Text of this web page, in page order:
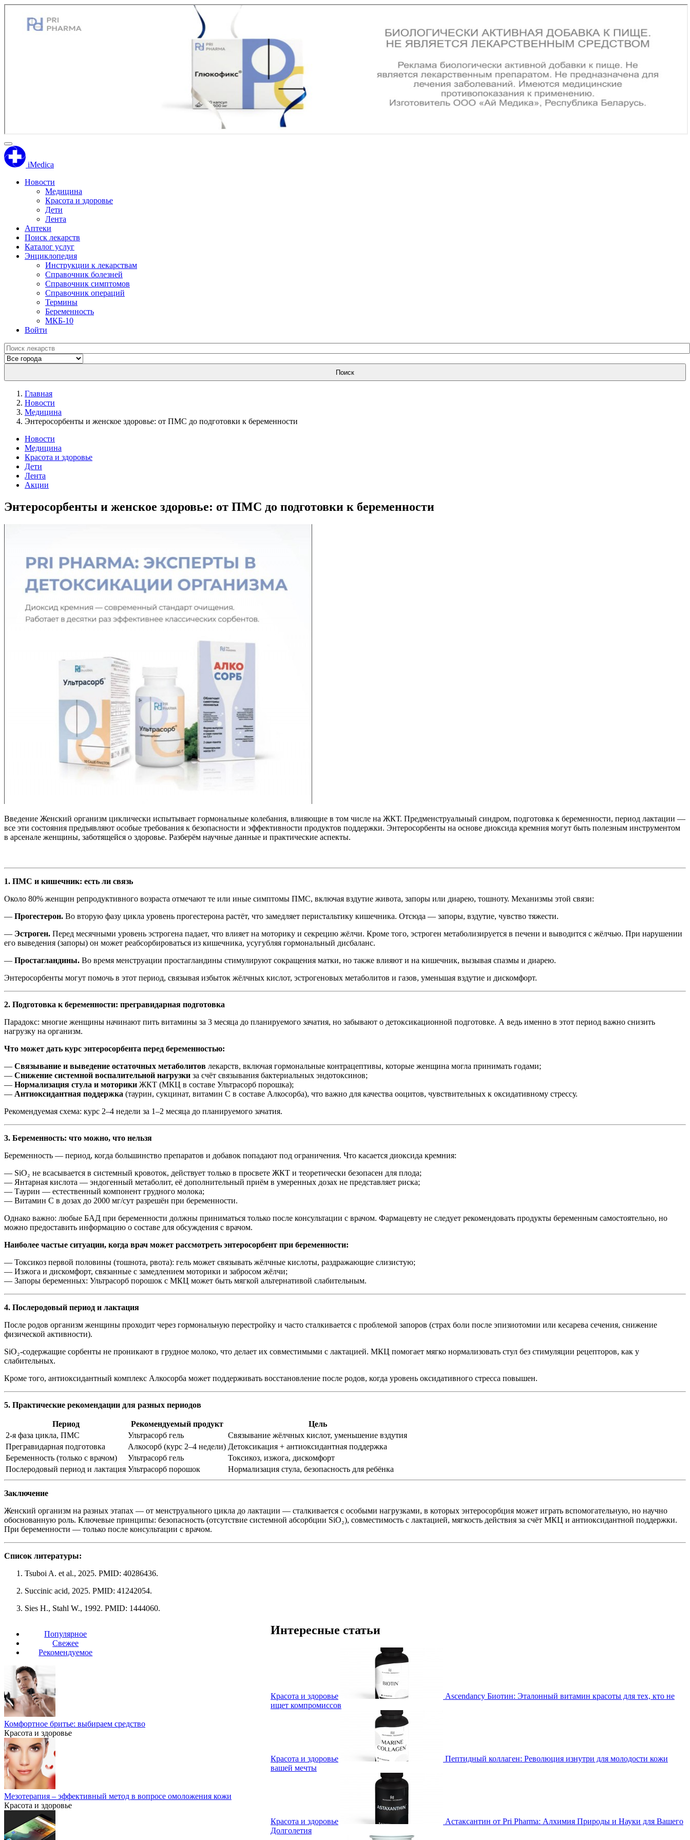
iMedica
Новости
Медицина
Красота и здоровье
Дети
Лента
Аптеки
Поиск лекарств
Каталог услуг
Энциклопедия
Инструкции к лекарствам
Справочник болезней
Справочник симптомов
Справочник операций
Термины
Беременность
МКБ-10
Войти
Поиск
Главная
Новости
Медицина
Энтеросорбенты и женское здоровье: от ПМС до подготовки к беременности
Новости
Медицина
Красота и здоровье
Дети
Лента
Акции
Энтеросорбенты и женское здоровье: от ПМС до подготовки к беременности
Введение Женский организм циклически испытывает гормональные колебания, влияющие в том числе на ЖКТ. Предменструальный синдром, подготовка к беременности, период лактации —
все эти состояния предъявляют особые требования к безопасности и эффективности продуктов поддержки. Энтеросорбенты на основе диоксида кремния могут быть полезным инструментом
в арсенале женщины, заботящейся о здоровье. Разберём научные данные и практические аспекты.
1. ПМС и кишечник: есть ли связь
Около 80% женщин репродуктивного возраста отмечают те или иные симптомы ПМС, включая вздутие живота, запоры или диарею, тошноту. Механизмы этой связи:
— Прогестерон. Во вторую фазу цикла уровень прогестерона растёт, что замедляет перистальтику кишечника. Отсюда — запоры, вздутие, чувство тяжести.
— Эстроген. Перед месячными уровень эстрогена падает, что влияет на моторику и секрецию жёлчи. Кроме того, эстроген метаболизируется в печени и выводится с жёлчью. При нарушении
его выведения (запоры) он может реабсорбироваться из кишечника, усугубляя гормональный дисбаланс.
— Простагландины. Во время менструации простагландины стимулируют сокращения матки, но также влияют и на кишечник, вызывая спазмы и диарею.
Энтеросорбенты могут помочь в этот период, связывая избыток жёлчных кислот, эстрогеновых метаболитов и газов, уменьшая вздутие и дискомфорт.
2. Подготовка к беременности: прегравидарная подготовка
Парадокс: многие женщины начинают пить витамины за 3 месяца до планируемого зачатия, но забывают о детоксикационной подготовке. А ведь именно в этот период важно снизить
нагрузку на организм.
Что может дать курс энтеросорбента перед беременностью:
— Связывание и выведение остаточных метаболитов лекарств, включая гормональные контрацептивы, которые женщина могла принимать годами;
— Снижение системной воспалительной нагрузки за счёт связывания бактериальных эндотоксинов;
— Нормализация стула и моторики ЖКТ (МКЦ в составе Ультрасорб порошка);
— Антиоксидантная поддержка (таурин, сукцинат, витамин С в составе Алкосорба), что важно для качества ооцитов, чувствительных к оксидативному стрессу.
Рекомендуемая схема: курс 2–4 недели за 1–2 месяца до планируемого зачатия.
3. Беременность: что можно, что нельзя
Беременность — период, когда большинство препаратов и добавок попадают под ограничения. Что касается диоксида кремния:
— SiO₂ не всасывается в системный кровоток, действует только в просвете ЖКТ и теоретически безопасен для плода;
— Янтарная кислота — эндогенный метаболит, её дополнительный приём в умеренных дозах не представляет риска;
— Таурин — естественный компонент грудного молока;
— Витамин С в дозах до 2000 мг/сут разрешён при беременности.
Однако важно: любые БАД при беременности должны приниматься только после консультации с врачом. Фармацевту не следует рекомендовать продукты беременным самостоятельно, но
можно предоставить информацию о составе для обсуждения с врачом.
Наиболее частые ситуации, когда врач может рассмотреть энтеросорбент при беременности:
— Токсикоз первой половины (тошнота, рвота): гель может связывать жёлчные кислоты, раздражающие слизистую;
— Изжога и дискомфорт, связанные с замедлением моторики и забросом жёлчи;
— Запоры беременных: Ультрасорб порошок с МКЦ может быть мягкой альтернативой слабительным.
4. Послеродовый период и лактация
После родов организм женщины проходит через гормональную перестройку и часто сталкивается с проблемой запоров (страх боли после эпизиотомии или кесарева сечения, снижение
физической активности).
SiO₂-содержащие сорбенты не проникают в грудное молоко, что делает их совместимыми с лактацией. МКЦ помогает мягко нормализовать стул без стимуляции рецепторов, как у
слабительных.
Кроме того, антиоксидантный комплекс Алкосорба может поддерживать восстановление после родов, когда уровень оксидативного стресса повышен.
5. Практические рекомендации для разных периодов
Период Рекомендуемый продукт
Цель
2-я фаза цикла, ПМС
Ультрасорб гель
Связывание жёлчных кислот, уменьшение вздутия
Прегравидарная подготовка
Алкосорб (курс 2–4 недели) Детоксикация + антиоксидантная поддержка
Беременность (только с врачом)
Ультрасорб гель
Токсикоз, изжога, дискомфорт
Послеродовый период и лактация Ультрасорб порошок Нормализация стула, безопасность для ребёнка
Заключение
Женский организм на разных этапах — от менструального цикла до лактации — сталкивается с особыми нагрузками, в которых энтеросорбция может играть вспомогательную, но научно
обоснованную роль. Ключевые принципы: безопасность (отсутствие системной абсорбции SiO₂), совместимость с лактацией, мягкость действия за счёт МКЦ и антиоксидантной поддержки.
При беременности — только после консультации с врачом.
Список литературы:
Tsuboi A. et al., 2025. PMID: 40286436.
Succinic acid, 2025. PMID: 41242054.
Sies H., Stahl W., 1992. PMID: 1444060.
Популярное
Свежее
Рекомендуемое
Комфортное бритье: выбираем средство
Красота и здоровье
Мезотерапия – эффективный метод в вопросе омоложения кожи
Красота и здоровье
Интересные статьи
Красота и здоровье
Ascendancy Биотин: Эталонный витамин красоты для тех, кто не
ищет компромиссов
Красота и здоровье
Пептидный коллаген: Революция изнутри для молодости кожи
вашей мечты
Красота и здоровье
Астаксантин от Pri Pharma: Алхимия Природы и Науки для Вашего
Долголетия